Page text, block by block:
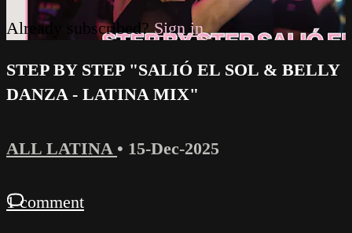
Already subscribed?Sign in
STEP BY STEP "SALIÓ EL SOL & BELLY
DANZA - LATINA MIX"
ALL LATINA • 15-Dec-2025
1 comment